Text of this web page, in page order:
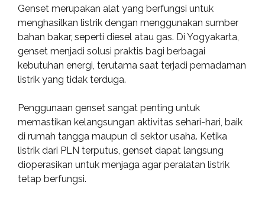
Genset merupakan alat yang berfungsi untuk
menghasilkan listrik dengan menggunakan sumber
bahan bakar, seperti diesel atau gas. Di Yogyakarta,
genset menjadi solusi praktis bagi berbagai
kebutuhan energi, terutama saat terjadi pemadaman
listrik yang tidak terduga.
Penggunaan genset sangat penting untuk
memastikan kelangsungan aktivitas sehari-hari, baik
di rumah tangga maupun di sektor usaha. Ketika
listrik dari PLN terputus, genset dapat langsung
dioperasikan untuk menjaga agar peralatan listrik
tetap berfungsi.